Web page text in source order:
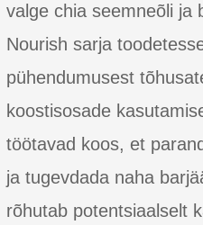
valge chia seemneõli ja
Nourish sarja
pühendumusest
koostisosade
töötavad koos, et
ja tugevdada naha
rõhutab potentsiaalselt